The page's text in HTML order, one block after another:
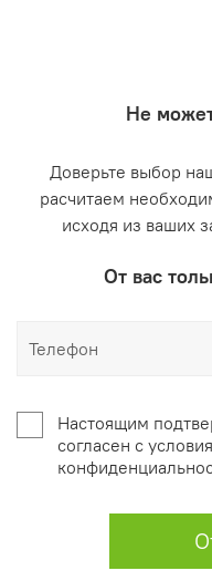
Не
Доверьте выбор
расчитаем
исходя из ваших
От вас
Настоящим
согласен с